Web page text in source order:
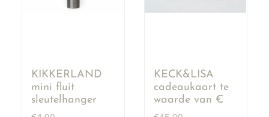
KIKKERLAND
mini fluit
sleutelhanger
KECK&LISA
cadeaukaart te
waarde van €
50,00